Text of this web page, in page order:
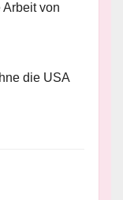
von
die USA